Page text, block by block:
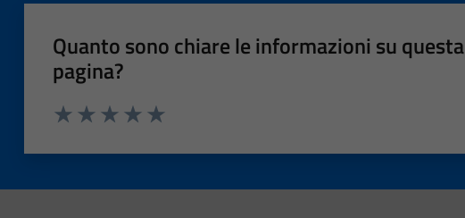
Quanto sono chiare le informazioni su questa
pagina?